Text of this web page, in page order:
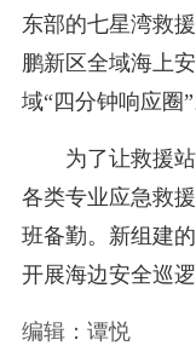
东部的七星湾救
鹏新区全域海上
域“四分钟响应圈”
为了让救援
各类专业应急救
班备勤。新组建
开展海边安全巡
编辑：谭悦